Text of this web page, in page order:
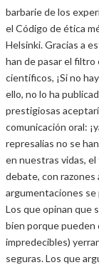
barbarie de los
el Código de ética
Helsinki. Gracias a
han de pasar el
científicos, ¡Si no
ello, no lo ha
prestigiosas
comunicación oral:
represalias no se
en nuestras vidas,
debate, con razones
argumentaciones
Los que opinan que
bien porque pueden
impredecibles)
seguras. Los que